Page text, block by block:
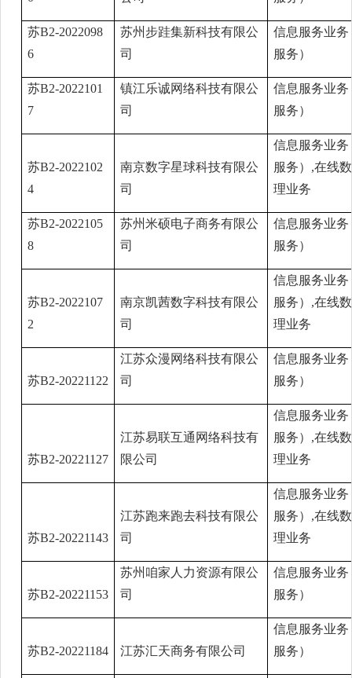
苏B2-2022098
6
苏州步跬集新科技有限公
司
信息服务业
服务）
苏B2-2022101
7
镇江乐诚网络科技有限公
司
信息服务业
服务）
苏B2-2022102
4
南京数字星球科技有限公
司
信息服务业
服务）,在线
理业务
苏B2-2022105
8
苏州米硕电子商务有限公
司
信息服务业
服务）
苏B2-2022107
2
南京凯茜数字科技有限公
司
信息服务业
服务）,在线
理业务
苏B2-20221122
江苏众漫网络科技有限公
司
信息服务业
服务）
苏B2-20221127
江苏易联互通网络科技有
限公司
信息服务业
服务）,在线
理业务
苏B2-20221143
江苏跑来跑去科技有限公
司
信息服务业
服务）,在线
理业务
苏B2-20221153
苏州咱家人力资源有限公
司
信息服务业
服务）
苏B2-20221184 江苏汇天商务有限公司
信息服务业
服务）